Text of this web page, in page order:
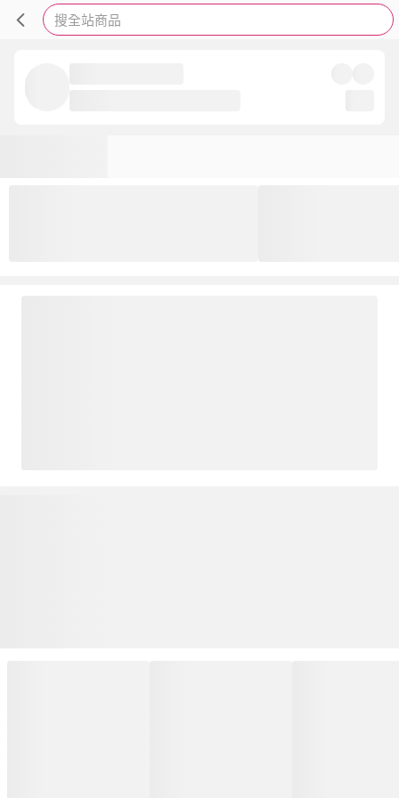
搜全站商品